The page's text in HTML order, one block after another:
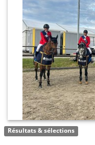
Résultats & sélections